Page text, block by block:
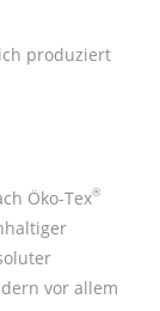
produziert
Öko-Tex®
vor allem